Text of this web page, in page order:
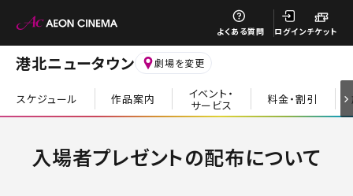
よくある質問 ログインチケット
港北ニュータウン 劇場を変更
スケジュール 作品案内 イベント・
サービス 料金・割引
入場者プレゼントの配布について
閉じる
閉じる